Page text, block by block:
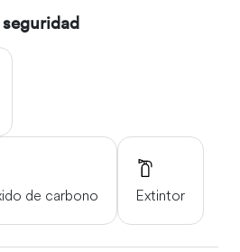
de carbono Extintor